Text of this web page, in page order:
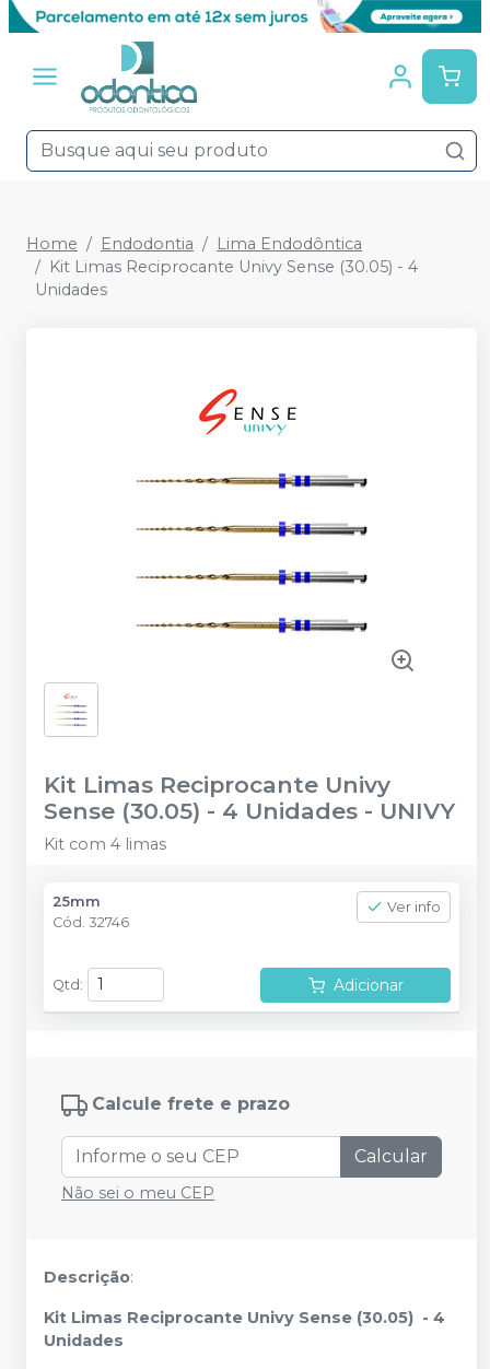
Home Endodontia
Lima Endodôntica
Kit Limas Reciprocante Univy Sense (30.05) - 4
Unidades
Kit Limas Reciprocante Univy
Sense (30.05) - 4 Unidades - UNIVY
Kit com 4 limas
25mm
Cód. 32746
Ver info
Qtd : Adicionar
Calcule frete e prazo
Calcular
Não sei o meu CEP
Descrição:
Kit Limas Reciprocante Univy Sense (30.05) - 4
Unidades